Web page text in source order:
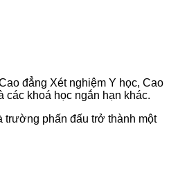
đẳng Xét nghiệm Y học, Cao
các khoá học ngắn hạn khác.
trường phấn đấu trở thành một